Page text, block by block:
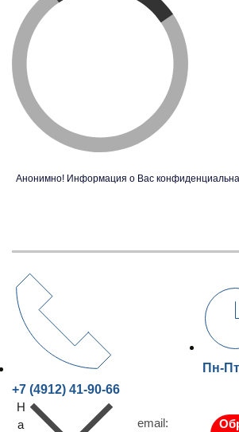
Анонимно! Информация о Вас конфиденциальна.
+7 (4912) 41-90-66
Пн-
Н
а
email: